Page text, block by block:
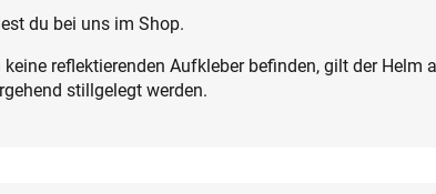
du bei uns im Shop.
reflektierenden Aufkleber befinden, gilt der
stillgelegt werden.